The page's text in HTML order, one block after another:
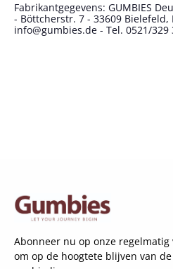
Fabrikantgegevens: GUMBIES
- Böttcherstr. 7 - 33609 Bielefeld,
info@gumbies.de - Tel. 0521/329
Abonneer nu op onze
om op de hoogtete blijven van